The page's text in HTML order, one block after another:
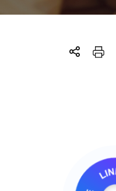
SNS공
프